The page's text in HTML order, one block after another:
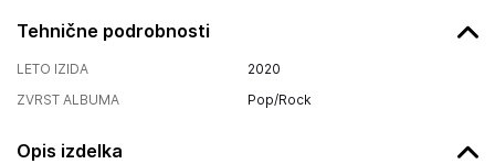
Tehnične podrobnosti
LETO IZIDA
2020
ZVRST ALBUMA
Pop/Rock
Opis izdelka